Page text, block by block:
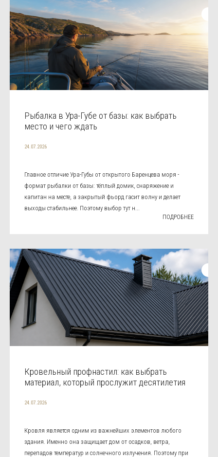
Рыбалка в Ура-Губе от базы: как выбрать
место и чего ждать
24.07.2026
Главное отличие Ура-Губы от открытого Баренцева моря -
формат рыбалки от базы: тёплый домик, снаряжение и
капитан на месте, а закрытый фьорд гасит волну и делает
выходы стабильнее. Поэтому выбор тут н...
ПОДРОБНЕЕ
Кровельный профнастил: как выбрать
материал, который прослужит десятилетия
24.07.2026
Кровля является одним из важнейших элементов любого
здания. Именно она защищает дом от осадков, ветра,
перепадов температур и солнечного излучения. Поэтому при